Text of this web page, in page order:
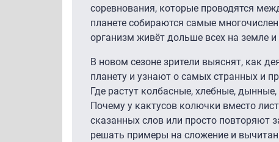
соревнования, которые проводятся
планете собираются самые
организм живёт дольше всех на земле
В новом сезоне зрители выяснят, как
планету и узнают о самых странных и
Где растут колбасные, хлебные,
Почему у кактусов колючки вместо
сказанных слов или просто повторяют
решать примеры на сложение и